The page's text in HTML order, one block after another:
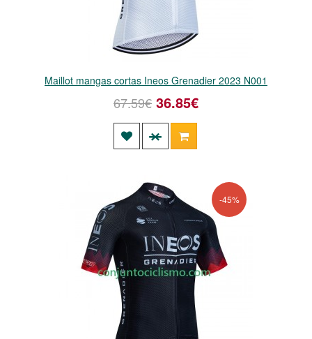
Maillot mangas cortas Ineos Grenadier 2023 N001
67.59€ 36.85€
-45%